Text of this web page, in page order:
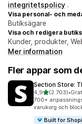
integritetspolicy .
Visa personal- och
Butiksägare
Visa och redigera
Kunder, produkter,
Mer information
Fler appar som
Section Store:
4,9av 5 stjärnor
(2 703)
2703 •
700+
varukorg och
Built for